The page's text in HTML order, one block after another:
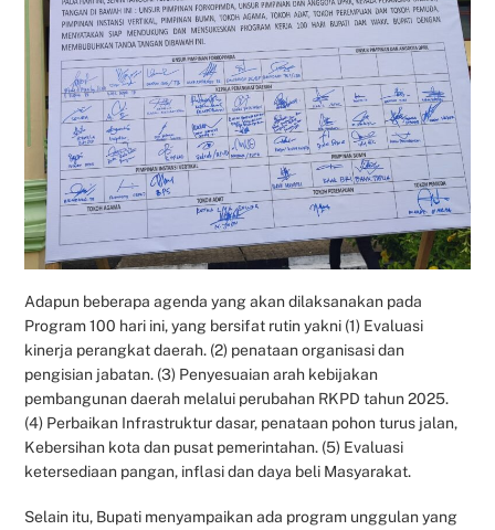
Adapun beberapa agenda yang akan dilaksanakan pada
Program 100 hari ini, yang bersifat rutin yakni (1) Evaluasi
kinerja perangkat daerah. (2) penataan organisasi dan
pengisian jabatan. (3) Penyesuaian arah kebijakan
pembangunan daerah melalui perubahan RKPD tahun 2025.
(4) Perbaikan Infrastruktur dasar, penataan pohon turus jalan,
Kebersihan kota dan pusat pemerintahan. (5) Evaluasi
ketersediaan pangan, inflasi dan daya beli Masyarakat.
Selain itu, Bupati menyampaikan ada program unggulan yang